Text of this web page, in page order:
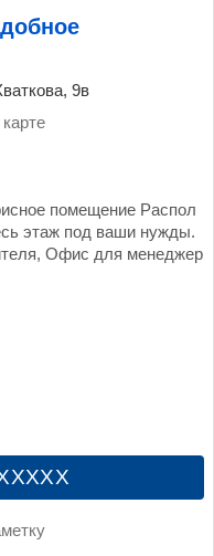
9в
помещение Распол
этаж под ваши нужды.
Офис для менеджер